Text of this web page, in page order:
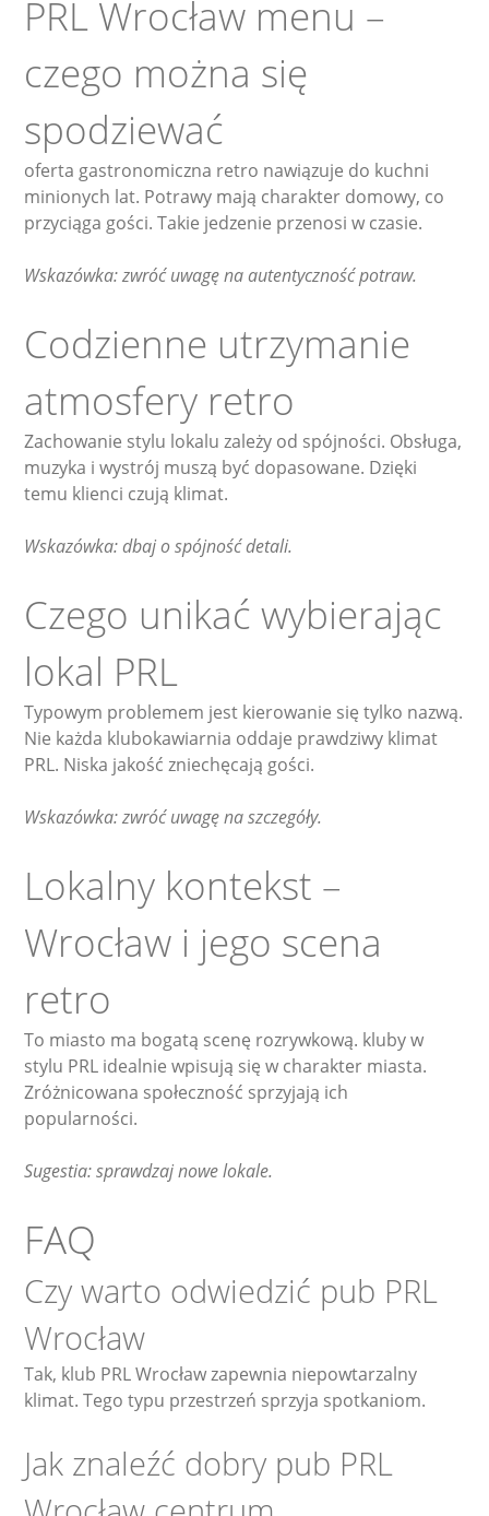
PRL Wrocław menu –
czego można się
spodziewać
oferta gastronomiczna retro nawiązuje do kuchni
minionych lat. Potrawy mają charakter domowy, co
przyciąga gości. Takie jedzenie przenosi w czasie.
Wskazówka: zwróć uwagę na autentyczność potraw.
Codzienne utrzymanie
atmosfery retro
Zachowanie stylu lokalu zależy od spójności. Obsługa,
muzyka i wystrój muszą być dopasowane. Dzięki
temu klienci czują klimat.
Wskazówka: dbaj o spójność detali.
Czego unikać wybierając
lokal PRL
Typowym problemem jest kierowanie się tylko nazwą.
Nie każda klubokawiarnia oddaje prawdziwy klimat
PRL. Niska jakość zniechęcają gości.
Wskazówka: zwróć uwagę na szczegóły.
Lokalny kontekst –
Wrocław i jego scena
retro
To miasto ma bogatą scenę rozrywkową. kluby w
stylu PRL idealnie wpisują się w charakter miasta.
Zróżnicowana społeczność sprzyjają ich
popularności.
Sugestia: sprawdzaj nowe lokale.
FAQ
Czy warto odwiedzić pub PRL
Wrocław
Tak, klub PRL Wrocław zapewnia niepowtarzalny
klimat. Tego typu przestrzeń sprzyja spotkaniom.
Jak znaleźć dobry pub PRL